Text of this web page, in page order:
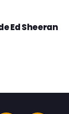
Ed Sheeran